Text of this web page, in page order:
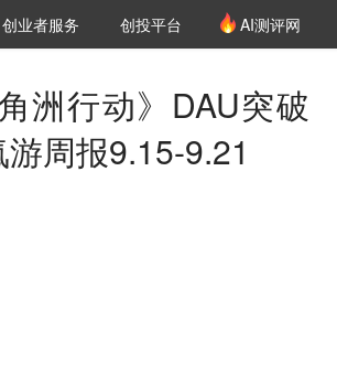
创投氪堂
创业者服务 创投平台 AI测评网
洲行动》DAU突破
周报9.15-9.21